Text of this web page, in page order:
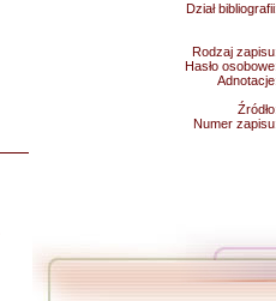
Dział bibliografii:
Rodzaj zapisu:
Hasło osobowe:
Adnotacje:
Źródło:
Numer zapisu: